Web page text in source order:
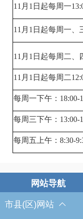
11月1日起每周一
11月1日起每周一
11月1日起每周二
11月1日起每周二
每周一下午：18:00-
每周三下午：13:00-
每周五上午：8:30-
市县(区)网站